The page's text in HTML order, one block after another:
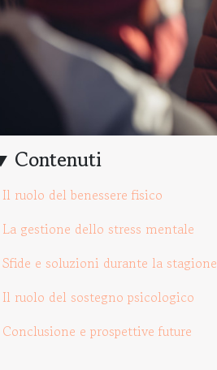
Contenuti
Il ruolo del benessere fisico
La gestione dello stress mentale
Sfide e soluzioni durante la stagione
Il ruolo del sostegno psicologico
Conclusione e prospettive future